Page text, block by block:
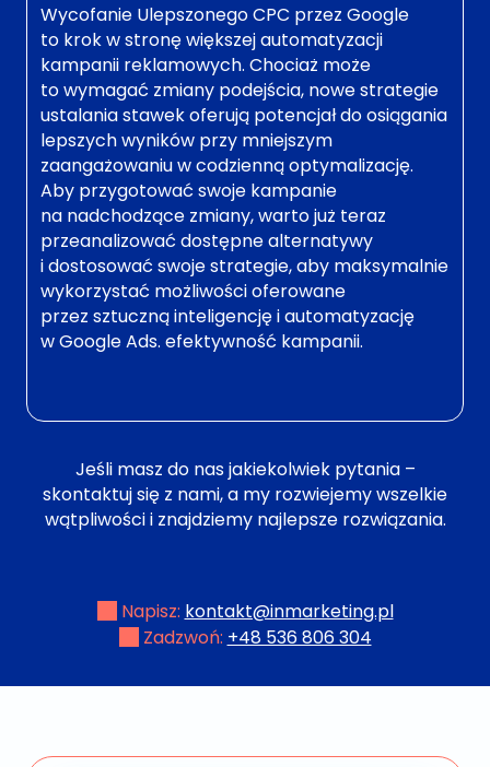
Wycofanie Ulepszonego CPC przez Google
to krok w stronę większej automatyzacji
kampanii reklamowych. Chociaż może
to wymagać zmiany podejścia, nowe strategie
ustalania stawek oferują potencjał do osiągania
lepszych wyników przy mniejszym
zaangażowaniu w codzienną optymalizację.
Aby przygotować swoje kampanie
na nadchodzące zmiany, warto już teraz
przeanalizować dostępne alternatywy
i dostosować swoje strategie, aby maksymalnie
wykorzystać możliwości oferowane
przez sztuczną inteligencję i automatyzację
w Google Ads. efektywność kampanii.
Jeśli masz do nas jakiekolwiek pytania –
skontaktuj się z nami, a my rozwiejemy wszelkie
wątpliwości i znajdziemy najlepsze rozwiązania.
Napisz: kontakt@inmarketing.pl
Zadzwoń: +48 536 806 304